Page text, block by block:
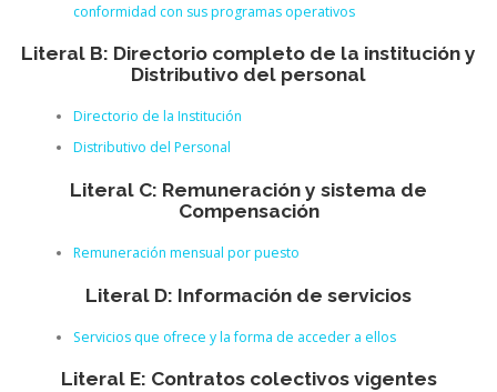
conformidad con sus programas operativos
Literal B: Directorio completo de la institución y
Distributivo del personal
Directorio de la Institución
Distributivo del Personal
Literal C: Remuneración y sistema de
Compensación
Remuneración mensual por puesto
Literal D: Información de servicios
Servicios que ofrece y la forma de acceder a ellos
Literal E: Contratos colectivos vigentes